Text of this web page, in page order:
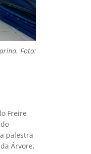
Foto:
Freire
palestra
Árvore,